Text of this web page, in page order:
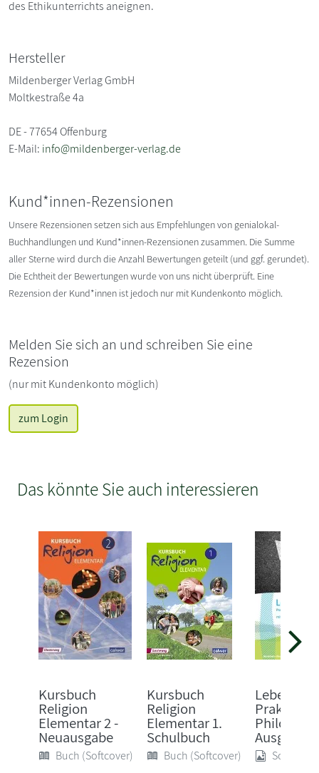
des Ethikunterrichts aneignen.
Hersteller
Mildenberger Verlag GmbH
Moltkestraße 4a
DE - 77654 Offenburg
E-Mail: info@mildenberger-verlag.de
Kund*innen-Rezensionen
Unsere Rezensionen setzen sich aus Empfehlungen von genialokal-
Buchhandlungen und Kund*innen-Rezensionen zusammen. Die Summe
aller Sterne wird durch die Anzahl Bewertungen geteilt (und ggf. gerundet).
Die Echtheit der Bewertungen wurde von uns nicht überprüft. Eine
Rezension der Kund*innen ist jedoch nur mit Kundenkonto möglich.
Melden Sie sich an und schreiben Sie eine
Rezension
(nur mit Kundenkonto möglich)
zum Login
Das könnte Sie auch interessieren
Kursbuch
Religion
Elementar 2 -
Neuausgabe
Buch (Softcover)
Kursbuch
Religion
Elementar 1.
Schulbuch
Buch (Softcover)
Leben
Praktische
Ausg...
Sonstige